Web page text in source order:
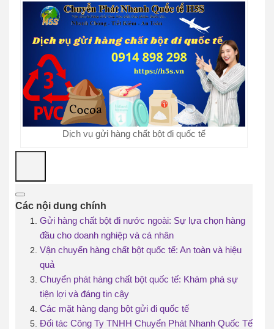
Dịch vụ gửi hàng chất bột đi quốc tế
Các nội dung chính
Gửi hàng chất bột đi nước ngoài: Sự lựa chọn hàng
đầu cho doanh nghiệp và cá nhân
Vận chuyển hàng chất bột quốc tế: An toàn và hiệu
quả
Chuyển phát hàng chất bột quốc tế: Khám phá sự
tiện lợi và đáng tin cậy
Các mặt hàng dạng bột gửi đi quốc tế
Đối tác Công Ty TNHH Chuyển Phát Nhanh Quốc Tế